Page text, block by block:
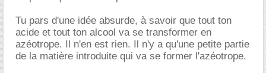
Tu pars d'une idée absurde, à savoir que tout ton
acide et tout ton alcool va se transformer en
azéotrope. Il n'en est rien. Il n'y a qu'une petite partie
de la matière introduite qui va se former l'azéotrope.